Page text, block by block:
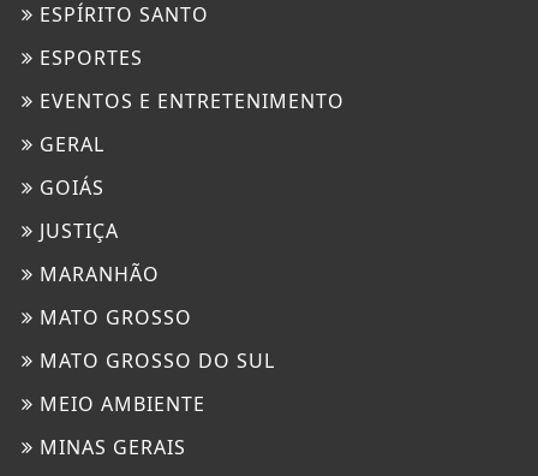
ESPÍRITO SANTO
ESPORTES
EVENTOS E ENTRETENIMENTO
GERAL
GOIÁS
JUSTIÇA
MARANHÃO
MATO GROSSO
MATO GROSSO DO SUL
MEIO AMBIENTE
MINAS GERAIS